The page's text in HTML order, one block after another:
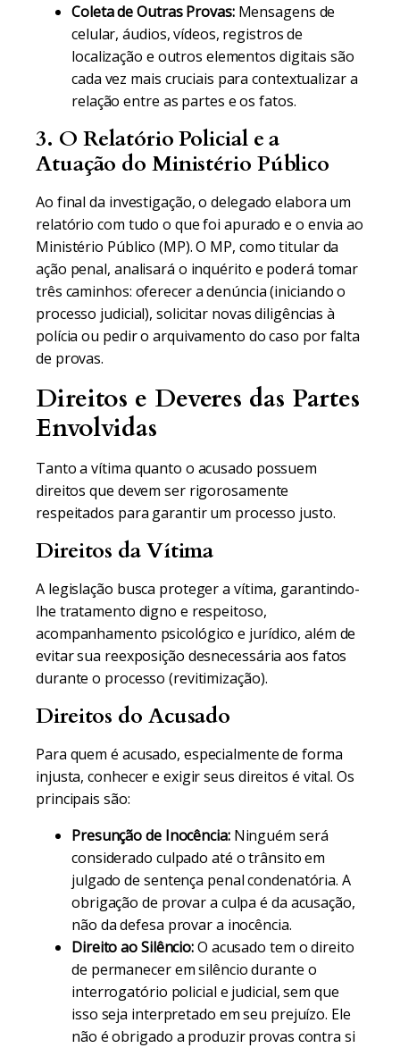
Coleta de Outras Provas:Mensagens de
celular, áudios, vídeos, registros de
localização e outros elementos digitais são
cada vez mais cruciais para contextualizar a
relação entre as partes e os fatos.
3. O Relatório Policial e a
Atuação do Ministério Público
Ao final da investigação, o delegado elabora um
relatório com tudo o que foi apurado e o envia ao
Ministério Público (MP). O MP, como titular da
ação penal, analisará o inquérito e poderá tomar
três caminhos: oferecer a denúncia (iniciando o
processo judicial), solicitar novas diligências à
polícia ou pedir o arquivamento do caso por falta
de provas.
Direitos e Deveres das Partes
Envolvidas
Tanto a vítima quanto o acusado possuem
direitos que devem ser rigorosamente
respeitados para garantir um processo justo.
Direitos da Vítima
A legislação busca proteger a vítima, garantindo-
lhe tratamento digno e respeitoso,
acompanhamento psicológico e jurídico, além de
evitar sua reexposição desnecessária aos fatos
durante o processo (revitimização).
Direitos do Acusado
Para quem é acusado, especialmente de forma
injusta, conhecer e exigir seus direitos é vital. Os
principais são:
Presunção de Inocência:Ninguém será
considerado culpado até o trânsito em
julgado de sentença penal condenatória. A
obrigação de provar a culpa é da acusação,
não da defesa provar a inocência.
Direito ao Silêncio:O acusado tem o direito
de permanecer em silêncio durante o
interrogatório policial e judicial, sem que
isso seja interpretado em seu prejuízo. Ele
não é obrigado a produzir provas contra si